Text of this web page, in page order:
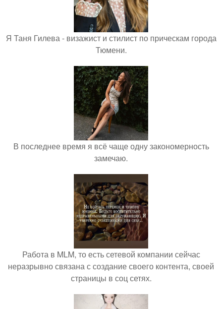
Я Таня Гилева - визажист и стилист по прическам города
Тюмени.
В последнее время я всё чаще одну закономерность
замечаю.
Работа в MLM, то есть сетевой компании сейчас
неразрывно связана с создание своего контента, своей
страницы в соц сетях.